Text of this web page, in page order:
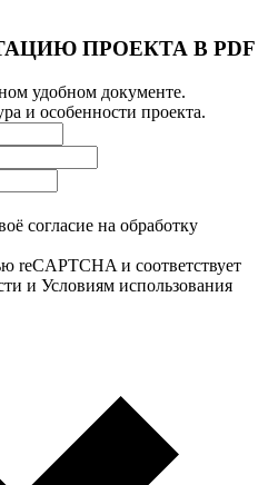
ПРОЕКТА В PDF
удобном документе.
и особенности проекта.
согласие на обработку
и соответствует
и Условиям использования